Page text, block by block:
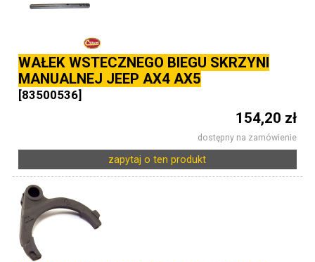
WAŁEK WSTECZNEGO BIEGU SKRZYNI
MANUALNEJ JEEP AX4 AX5
[83500536]
154,20 zł
dostępny na zamówienie
zapytaj o ten produkt